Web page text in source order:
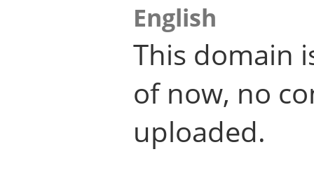
English
This domain
of now, no
uploaded.